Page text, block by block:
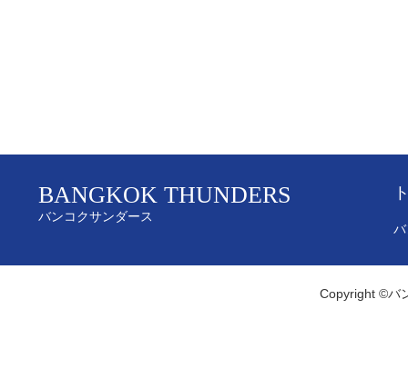
BANGKOK THUNDERS
バンコクサンダース
Copyright ©バ